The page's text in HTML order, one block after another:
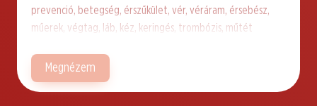
prevenció, betegség, érszűkület, vér, véráram, érsebész,
műerek, végtag, láb, kéz, keringés, trombózis, műtét
Megnézem